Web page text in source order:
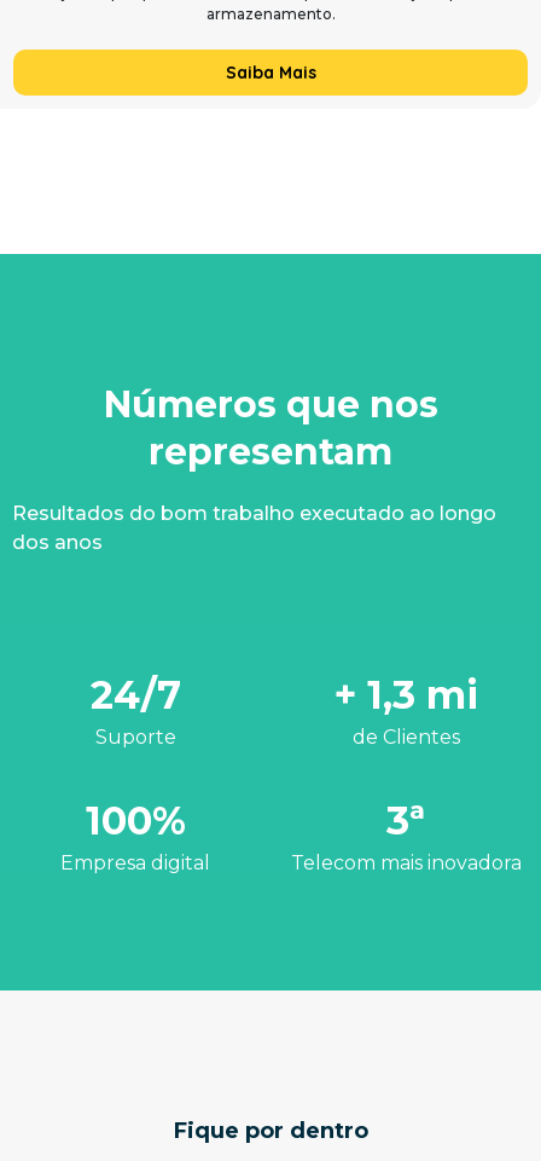
armazenamento.
Saiba Mais
Números que nos
representam
Resultados do bom trabalho executado ao longo
dos anos
24/7
Suporte
+ 1,3 mi
de Clientes
100%
Empresa digital
3ª
Telecom mais inovadora
Fique por dentro